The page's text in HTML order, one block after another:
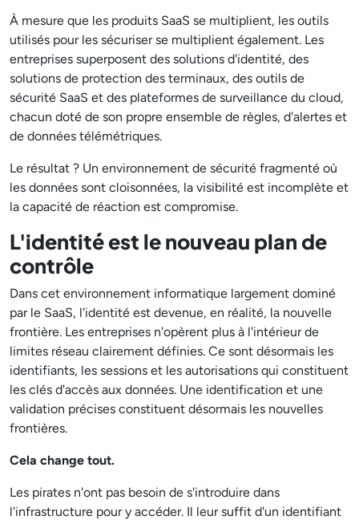
À mesure que les produits SaaS se multiplient, les outils
utilisés pour les sécuriser se multiplient également. Les
entreprises superposent des solutions d'identité, des
solutions de protection des terminaux, des outils de
sécurité SaaS et des plateformes de surveillance du cloud,
chacun doté de son propre ensemble de règles, d'alertes et
de données télémétriques.
Le résultat ? Un environnement de sécurité fragmenté où
les données sont cloisonnées, la visibilité est incomplète et
la capacité de réaction est compromise.
L'identité est le nouveau plan de
contrôle
Dans cet environnement informatique largement dominé
par le SaaS, l'identité est devenue, en réalité, la nouvelle
frontière. Les entreprises n'opèrent plus à l'intérieur de
limites réseau clairement définies. Ce sont désormais les
identifiants, les sessions et les autorisations qui constituent
les clés d'accès aux données. Une identification et une
validation précises constituent désormais les nouvelles
frontières.
Cela change tout.
Les pirates n'ont pas besoin de s'introduire dans
l'infrastructure pour y accéder. Il leur suffit d'un identifiant